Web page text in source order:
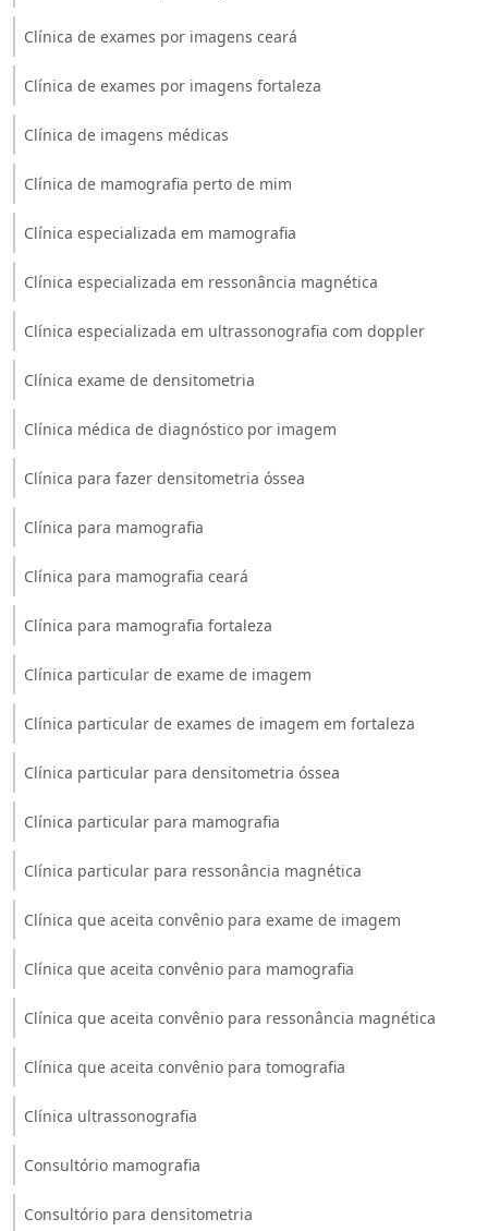
Clínica de exames por imagens ceará
Clínica de exames por imagens fortaleza
Clínica de imagens médicas
Clínica de mamografia perto de mim
Clínica especializada em mamografia
Clínica especializada em ressonância magnética
Clínica especializada em ultrassonografia com doppler
Clínica exame de densitometria
Clínica médica de diagnóstico por imagem
Clínica para fazer densitometria óssea
Clínica para mamografia
Clínica para mamografia ceará
Clínica para mamografia fortaleza
Clínica particular de exame de imagem
Clínica particular de exames de imagem em fortaleza
Clínica particular para densitometria óssea
Clínica particular para mamografia
Clínica particular para ressonância magnética
Clínica que aceita convênio para exame de imagem
Clínica que aceita convênio para mamografia
Clínica que aceita convênio para ressonância magnética
Clínica que aceita convênio para tomografia
Clínica ultrassonografia
Consultório mamografia
Consultório para densitometria